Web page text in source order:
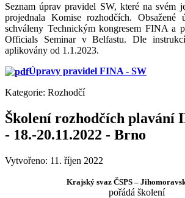
Seznam úprav pravidel SW, které na svém
projednala Komise rozhodčích.
schváleny Technickým kongresem FINA a
Officials Seminar v Belfastu. Dle
aplikovány od 1.1.2023.
Úpravy pravidel FINA - SW
Kategorie: Rozhodčí
Školení rozhodčích
- 18.-20.11.2022 - Brno
Vytvořeno: 11. říjen 2022
Krajský svaz ČSPS –
pořádá školení